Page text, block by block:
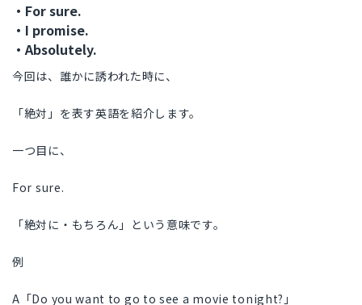
・For sure.
・I promise.
・Absolutely.
今回は、誰かに誘われた時に、
「絶対」を表す英語を紹介します。
一つ目に、
For sure.
「絶対に・もちろん」という意味です。
例
A「Do you want to go to see a movie tonight?」